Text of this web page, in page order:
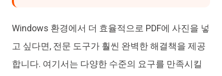
Windows 환경에서 더 효율적으로 PDF에 사진을 넣
고 싶다면, 전문 도구가 훨씬 완벽한 해결책을 제공
합니다. 여기서는 다양한 수준의 요구를 만족시킬